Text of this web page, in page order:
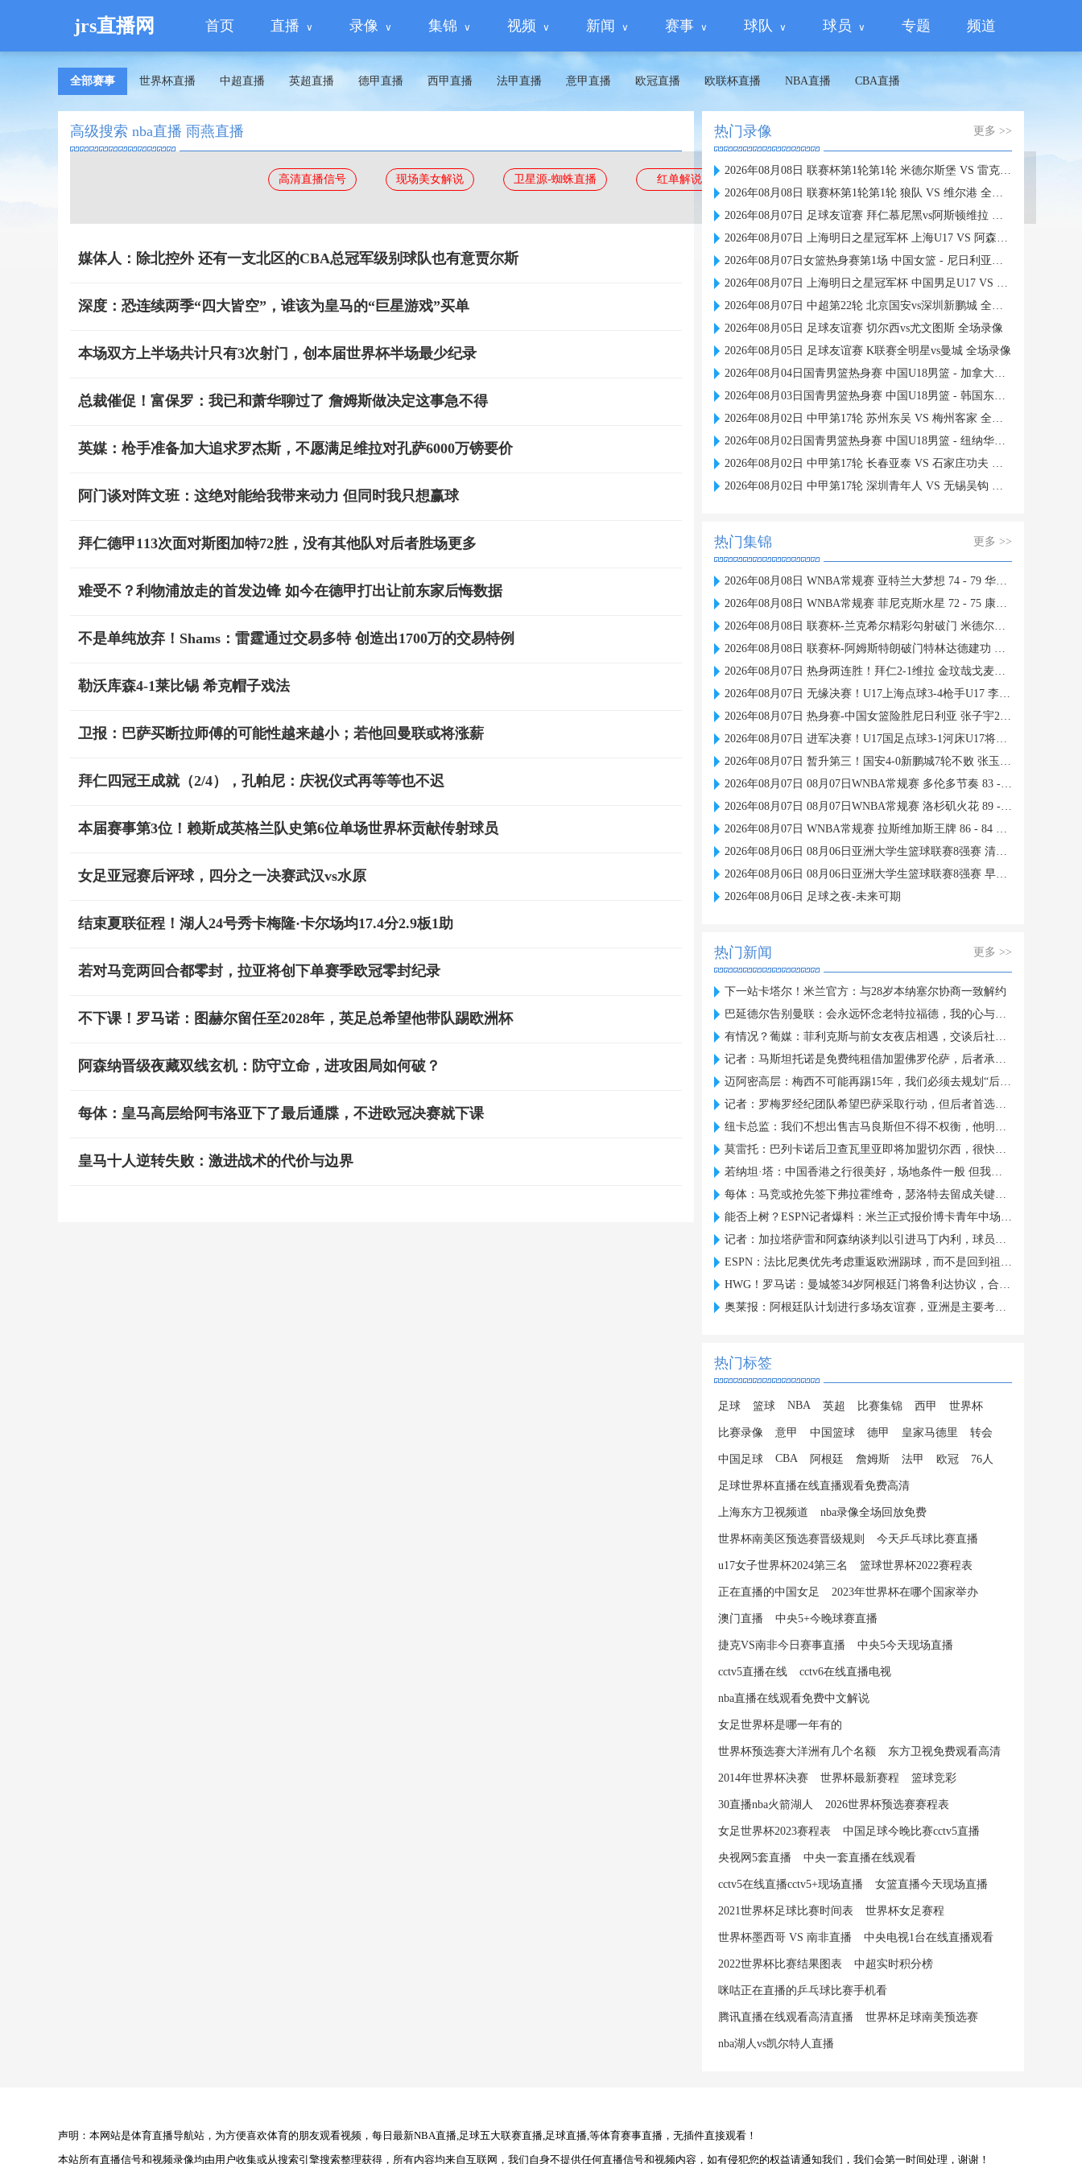
jrs直播网 首页 直播 录像 集锦 视频 新闻 赛事 球队 球员 专题 频道
全部赛事 世界杯直播 中超直播 英超直播 德甲直播 西甲直播 法甲直播 意甲直播 欧冠直播 欧联杯直播 NBA直播 CBA直播
高级搜索 nba直播 雨燕直播
高清直播信号 现场美女解说 卫星源-蜘蛛直播 红单解说 蜘蛛直播
媒体人：除北控外 还有一支北区的CBA总冠军级别球队也有意贾尔斯
深度：恐连续两季“四大皆空”，谁该为皇马的“巨星游戏”买单
本场双方上半场共计只有3次射门，创本届世界杯半场最少纪录
总裁催促！富保罗：我已和萧华聊过了 詹姆斯做决定这事急不得
英媒：枪手准备加大追求罗杰斯，不愿满足维拉对孔萨6000万镑要价
阿门谈对阵文班：这绝对能给我带来动力 但同时我只想赢球
拜仁德甲113次面对斯图加特72胜，没有其他队对后者胜场更多
难受不？利物浦放走的首发边锋 如今在德甲打出让前东家后悔数据
不是单纯放弃！Shams：雷霆通过交易多特 创造出1700万的交易特例
勒沃库森4-1莱比锡 希克帽子戏法
卫报：巴萨买断拉师傅的可能性越来越小；若他回曼联或将涨薪
拜仁四冠王成就（2/4），孔帕尼：庆祝仪式再等等也不迟
本届赛事第3位！赖斯成英格兰队史第6位单场世界杯贡献传射球员
女足亚冠赛后评球，四分之一决赛武汉vs水原
结束夏联征程！湖人24号秀卡梅隆·卡尔场均17.4分2.9板1助
若对马竞两回合都零封，拉亚将创下单赛季欧冠零封纪录
不下课！罗马诺：图赫尔留任至2028年，英足总希望他带队踢欧洲杯
阿森纳晋级夜藏双线玄机：防守立命，进攻困局如何破？
每体：皇马高层给阿韦洛亚下了最后通牒，不进欧冠决赛就下课
皇马十人逆转失败：激进战术的代价与边界
热门录像 更多 >>
2026年08月08日 联赛杯第1轮第1轮 米德尔斯堡 VS 雷克瑟姆 全场录像
2026年08月08日 联赛杯第1轮第1轮 狼队 VS 维尔港 全场录像
2026年08月07日 足球友谊赛 拜仁慕尼黑vs阿斯顿维拉 全场录像
2026年08月07日 上海明日之星冠军杯 上海U17 VS 阿森纳U17 全场录像
2026年08月07日女篮热身赛第1场 中国女篮 - 尼日利亚女篮 全场录像
2026年08月07日 上海明日之星冠军杯 中国男足U17 VS 河床U17 全场录像
2026年08月07日 中超第22轮 北京国安vs深圳新鹏城 全场录像
2026年08月05日 足球友谊赛 切尔西vs尤文图斯 全场录像
2026年08月05日 足球友谊赛 K联赛全明星vs曼城 全场录像
2026年08月04日国青男篮热身赛 中国U18男篮 - 加拿大大卫·安篮球学院 全场录像
2026年08月03日国青男篮热身赛 中国U18男篮 - 韩国东国大学 全场录像
2026年08月02日 中甲第17轮 苏州东吴 VS 梅州客家 全场录像
2026年08月02日国青男篮热身赛 中国U18男篮 - 纽纳华丁闪电队 全场录像
2026年08月02日 中甲第17轮 长春亚泰 VS 石家庄功夫 全场录像
2026年08月02日 中甲第17轮 深圳青年人 VS 无锡吴钩 全场录像
热门集锦 更多 >>
2026年08月08日 WNBA常规赛 亚特兰大梦想 74 - 79 华盛顿神秘人 全场集锦
2026年08月08日 WNBA常规赛 菲尼克斯水星 72 - 75 康涅狄格太阳 全场集锦
2026年08月08日 联赛杯-兰克希尔精彩勾射破门 米德尔斯堡1-0雷克瑟姆
2026年08月08日 联赛杯-阿姆斯特朗破门特林达德建功 狼队3-0维尔港
2026年08月07日 热身两连胜！拜仁2-1维拉 金玟哉戈麦斯破门迪亚斯替补建功
2026年08月07日 无缘决赛！U17上海点球3-4枪手U17 李秋甫、李文博失点王启戎扑点
2026年08月07日 热身赛-中国女篮险胜尼日利亚 张子宇24+11 杨舒予12+6
2026年08月07日 进军决赛！U17国足点球3-1河床U17将战阿森纳 江宇涵替补两扑点
2026年08月07日 暂升第三！国安4-0新鹏城7轮不败 张玉宁传射达万双响法比奥破门
2026年08月07日 08月07日WNBA常规赛 多伦多节奏 83 - 97 波特兰火焰 集锦
2026年08月07日 08月07日WNBA常规赛 洛杉矶火花 89 - 82 明尼苏达山猫 全场集锦
2026年08月07日 WNBA常规赛 拉斯维加斯王牌 86 - 84 印第安纳狂热 全场集锦
2026年08月06日 08月06日亚洲大学生篮球联赛8强赛 清华大学 85 - 81 菲律宾大学 集锦
2026年08月06日 08月06日亚洲大学生篮球联赛8强赛 早稻田大学 78 - 71 高丽大学 集锦
2026年08月06日 足球之夜-未来可期
热门新闻 更多 >>
下一站卡塔尔！米兰官方：与28岁本纳塞尔协商一致解约
巴延德尔告别曼联：会永远怀念老特拉福德，我的心与你们同在
有情况？葡媒：菲利克斯与前女友夜店相遇，交谈后社媒再次互关
记者：马斯坦托诺是免费纯租借加盟佛罗伦萨，后者承担全额薪水
迈阿密高层：梅西不可能再踢15年，我们必须去规划“后梅西时代”
记者：罗梅罗经纪团队希望巴萨采取行动，但后者首选引进罗德里
纽卡总监：我们不想出售吉马良斯但不得不权衡，他明确说出了意愿
莫雷托：巴列卡诺后卫查瓦里亚即将加盟切尔西，很快就会官方宣布
若纳坦·塔：中国香港之行很美好，场地条件一般 但我们踢得不错
每体：马竞或抢先签下弗拉霍维奇，瑟洛特去留成关键变量
能否上树？ESPN记者爆料：米兰正式报价博卡青年中场帕雷德斯
记者：加拉塔萨雷和阿森纳谈判以引进马丁内利，球员合同明夏到期
ESPN：法比尼奥优先考虑重返欧洲踢球，而不是回到祖国巴西
HWG！罗马诺：曼城签34岁阿根廷门将鲁利达协议，合同2+1
奥莱报：阿根廷队计划进行多场友谊赛，亚洲是主要考虑的目的地
热门标签
足球 篮球 NBA 英超 比赛集锦 西甲 世界杯
比赛录像 意甲 中国篮球 德甲 皇家马德里 转会
中国足球 CBA 阿根廷 詹姆斯 法甲 欧冠 76人
足球世界杯直播在线直播观看免费高清
上海东方卫视频道 nba录像全场回放免费
世界杯南美区预选赛晋级规则 今天乒乓球比赛直播
u17女子世界杯2024第三名 篮球世界杯2022赛程表
正在直播的中国女足 2023年世界杯在哪个国家举办
澳门直播 中央5+今晚球赛直播
捷克VS南非今日赛事直播 中央5今天现场直播
cctv5直播在线 cctv6在线直播电视
nba直播在线观看免费中文解说
女足世界杯是哪一年有的
世界杯预选赛大洋洲有几个名额 东方卫视免费观看高清
2014年世界杯决赛 世界杯最新赛程 篮球竞彩
30直播nba火箭湖人 2026世界杯预选赛赛程表
女足世界杯2023赛程表 中国足球今晚比赛cctv5直播
央视网5套直播 中央一套直播在线观看
cctv5在线直播cctv5+现场直播 女篮直播今天现场直播
2021世界杯足球比赛时间表 世界杯女足赛程
世界杯墨西哥 VS 南非直播 中央电视1台在线直播观看
2022世界杯比赛结果图表 中超实时积分榜
咪咕正在直播的乒乓球比赛手机看
腾讯直播在线观看高清直播 世界杯足球南美预选赛
nba湖人vs凯尔特人直播
声明：本网站是体育直播导航站，为方便喜欢体育的朋友观看视频，每日最新NBA直播,足球五大联赛直播,足球直播,等体育赛事直播，无插件直接观看！
本站所有直播信号和视频录像均由用户收集或从搜索引擎搜索整理获得，所有内容均来自互联网，我们自身不提供任何直播信号和视频内容，如有侵犯您的权益请通知我们，我们会第一时间处理，谢谢！